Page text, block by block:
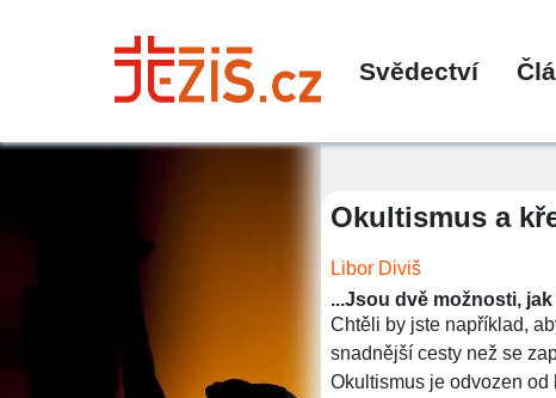
Svědectví
Okultismus a
Libor Diviš
...Jsou dvě možnosti,
Chtěli by jste například,
snadnější cesty než se
Okultismus je odvozen od